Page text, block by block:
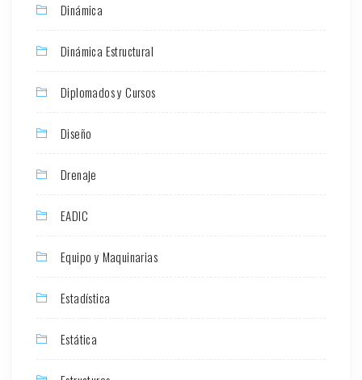
Dinámica
Dinámica Estructural
Diplomados y Cursos
Diseño
Drenaje
EADIC
Equipo y Maquinarias
Estadística
Estática